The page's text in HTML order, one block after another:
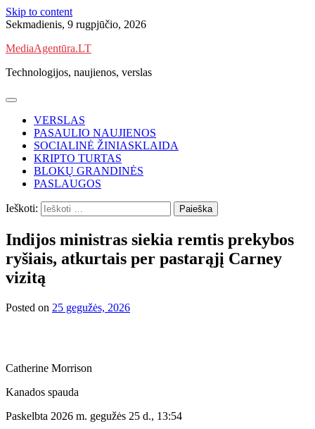
Skip to content
Sekmadienis, 9 rugpjūčio, 2026
MediaAgentūra.LT
Technologijos, naujienos, verslas
VERSLAS
PASAULIO NAUJIENOS
SOCIALINĖ ŽINIASKLAIDA
KRIPTO TURTAS
BLOKŲ GRANDINĖS
PASLAUGOS
Ieškoti:
Indijos ministras siekia remtis prekybos
ryšiais, atkurtais per pastarąjį Carney
vizitą
Posted on 25 gegužės, 2026
Catherine Morrison
Kanados spauda
Paskelbta 2026 m. gegužės 25 d., 13:54